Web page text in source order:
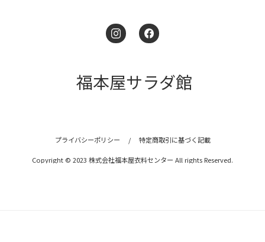
福本屋サラダ館
プライバシーポリシー / 特定商取引に基づく記載
Copyright © 2023 株式会社福本屋衣料センター All rights Reserved.